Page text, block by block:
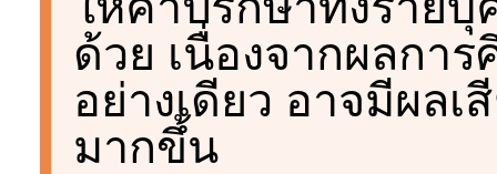
ด้วย เนื่องจากผลกา
อย่างเดียว อาจมีผล
มากขึ้น